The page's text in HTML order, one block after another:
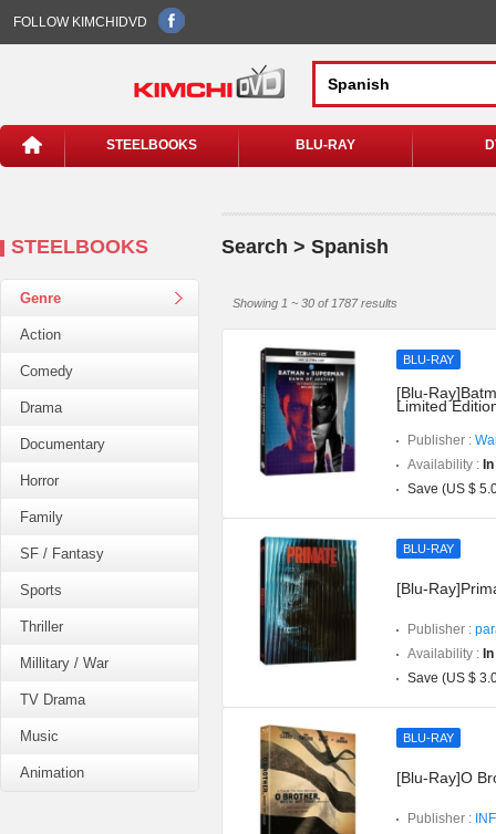
FOLLOW KIMCHIDVD
STEELBOOKS BLU-RAY
STEELBOOKS
Genre
Action
Comedy
Drama
Documentary
Horror
Family
SF / Fantasy
Sports
Thriller
Millitary / War
TV Drama
Music
Animation
Search > Spanish
Showing 1 ~ 30 of 1787 results
BLU-RAY
[Blu-
Limited
Publisher :
Availability :
Save (US $
BLU-RAY
[Blu-
Publisher :
Availability :
Save (US $
BLU-RAY
[Blu-Ray]O
Publisher :